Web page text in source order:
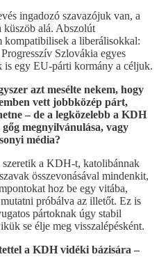
ingadozó szavazójuk van, a
küszöb alá. Abszolút
kompatibilisek a liberálisokkal:
Szlovákia egyes
is egy EU-párti kormány a céljuk.
azt mesélte nekem, hogy
vett jobbközép párt,
– de a legközelebb a KDH
megnyilvánulása, vagy
média?
szeretik a KDH-t, katolibánnak
összevonásával mindenkit,
hoz be egy vitába,
próbálva az illetőt. Ez is
pártoknak úgy stabil
se élje meg visszalépésként.
a KDH vidéki bázisára –